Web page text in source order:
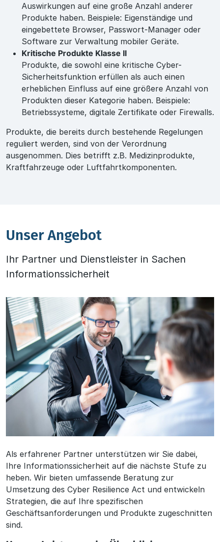
Auswirkungen auf eine große Anzahl anderer
Produkte haben. Beispiele: Eigenständige und
eingebettete Browser, Passwort-Manager oder
Software zur Verwaltung mobiler Geräte.
Kritische Produkte Klasse II
Produkte, die sowohl eine kritische Cyber-
Sicherheitsfunktion erfüllen als auch einen
erheblichen Einfluss auf eine größere Anzahl von
Produkten dieser Kategorie haben. Beispiele:
Betriebssysteme, digitale Zertifikate oder Firewalls.
Produkte, die bereits durch bestehende Regelungen
reguliert werden, sind von der Verordnung
ausgenommen. Dies betrifft z.B. Medizinprodukte,
Kraftfahrzeuge oder Luftfahrtkomponenten.
Unser Angebot
Ihr Partner und Dienstleister in Sachen
Informationssicherheit
Als erfahrener Partner unterstützen wir Sie dabei,
Ihre Informationssicherheit auf die nächste Stufe zu
heben. Wir bieten umfassende Beratung zur
Umsetzung des Cyber Resilience Act und entwickeln
Strategien, die auf Ihre spezifischen
Geschäftsanforderungen und Produkte zugeschnitten
sind.